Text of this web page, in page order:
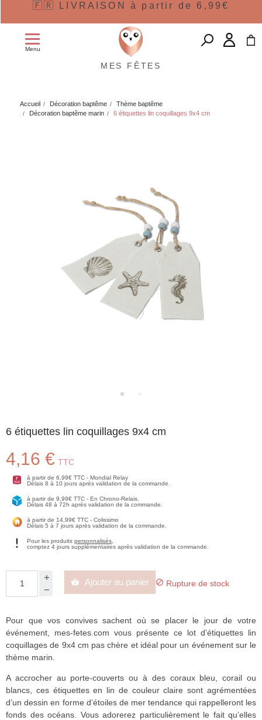
🇫🇷 LIVRAISON à partir de 6,99€
Menu
MES FÊTES
Accueil Décoration baptême
Thème baptême
Décoration baptême marin
6 étiquettes lin coquillages 9x4 cm
6 étiquettes lin coquillages 9x4 cm
4,16 € TTC
à partir de 6,99€ TTC - Mondial Relay
Délais 8 à 10 jours après validation de la commande.
à partir de 9,99€ TTC - En Chrono-Relais.
Délais 48 à 72h après validation de la commande.
à partir de 14,99€ TTC - Colissimo
Délais 5 à 7 jours après validation de la commande.
Pour les produits personnalisés
comptez 4 jours supplémentaires après validation de la commande.
 Ajouter au panier  Rupture de stock
Pour que vos convives sachent où se placer le jour de votre
événement, mes-fetes.com vous présente ce lot d’étiquettes lin
coquillages de 9x4 cm pas chère et idéal pour un événement sur le
thème marin.
A accrocher au porte-couverts ou à des coraux bleu, corail ou
blancs, ces étiquettes en lin de couleur claire sont agrémentées
d’un dessin en forme d’étoiles de mer tendance qui rappelleront les
fonds des océans. Vous adorerez particulièrement le fait qu’elles